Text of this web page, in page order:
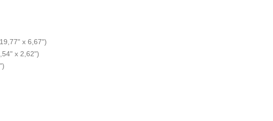
x 6,67")
x 2,62")